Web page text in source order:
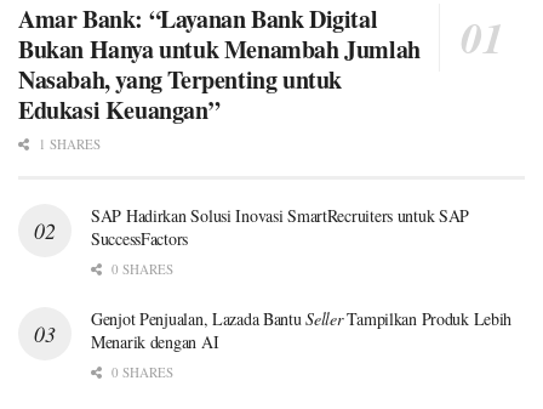
Amar Bank: “Layanan Bank Digital
Bukan Hanya untuk Menambah Jumlah
Nasabah, yang Terpenting untuk
Edukasi Keuangan”
1 SHARES
SAP Hadirkan Solusi Inovasi SmartRecruiters untuk SAP
SuccessFactors
0 SHARES
Genjot Penjualan, Lazada BantuSellerTampilkan Produk Lebih
Menarik dengan AI
0 SHARES